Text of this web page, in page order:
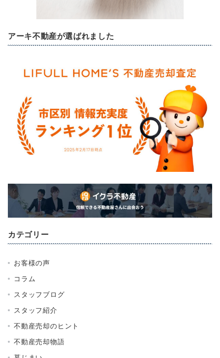
アーキ不動産が選ばれました
カテゴリー
お客様の声
コラム
スタッフブログ
スタッフ紹介
不動産売却のヒント
不動産売却物語